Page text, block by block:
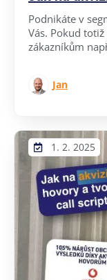
Podnikáte v
Vás. Pokud
zákazníkům
Jan
1. 2. 2025